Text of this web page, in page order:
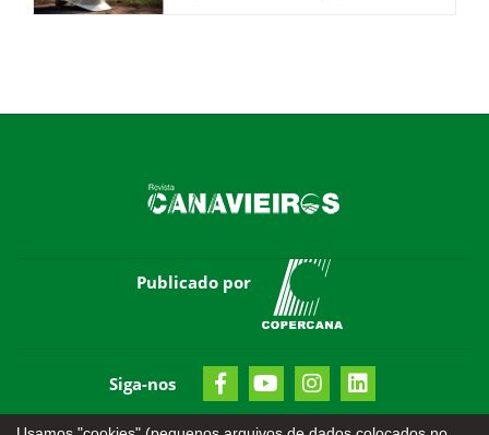
Publicado por
Siga-nos